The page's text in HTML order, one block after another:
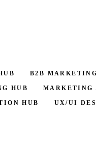
B2B
HUB MARKETING
HUB UX/UI